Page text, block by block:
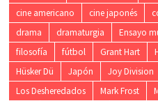
cine americano
cine japonés
drama
dramaturgia Ensayo
filosofía
fútbol Grant Hart
Hüsker Dü
Japón Joy Division
Los Desheredados
Mark Frost